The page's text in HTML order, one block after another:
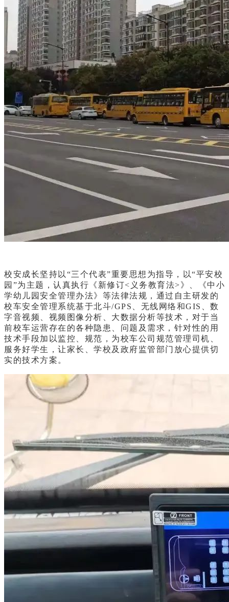
校安成长坚持以“三个代表”重要思想为指导，以“平安校
园”为主题，认真执行《新修订<义务教育法>》、《中小
学幼儿园安全管理办法》等法律法规，通过自主研发的
校车安全管理系统基于北斗/GPS、无线网络和GIS、数
字音视频、视频图像分析、大数据分析等技术，对于当
前校车运营存在的各种隐患、问题及需求，针对性的用
技术手段加以监控、规范，为校车公司规范管理司机、
服务好学生，让家长、学校及政府监管部门放心提供切
实的技术方案。